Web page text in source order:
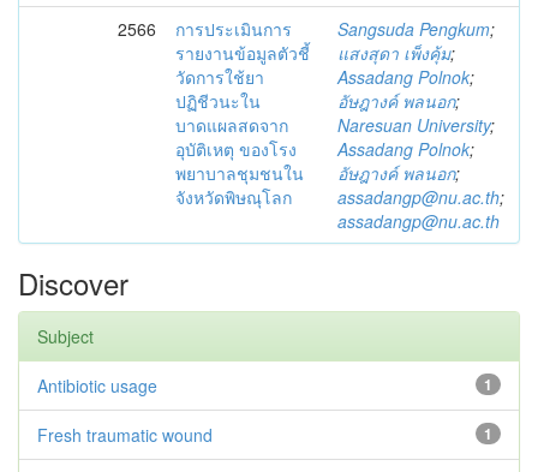
2566
การประเมินการ
รายงานข้อมูลตัวชี้
วัดการใช้ยา
ปฏิชีวนะใน
บาดแผลสดจาก
อุบัติเหตุ ของโรง
พยาบาลชุมชนใน
จังหวัดพิษณุโลก
Sangsuda Pengkum;
แสงสุดา เพ็งคุ้ม;
Assadang Polnok;
อัษฎางค์ พลนอก;
Naresuan University;
Assadang Polnok;
อัษฎางค์ พลนอก;
assadangp@nu.ac.th;
assadangp@nu.ac.th
Discover
Subject
1
Antibiotic usage
1
Fresh traumatic wound